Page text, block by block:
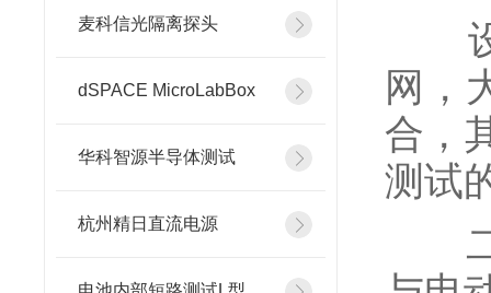
麦科信光隔离探头
dSPACE MicroLabBox
华科智源半导体测试
杭州精日直流电源
设
网，
合，
测试
二